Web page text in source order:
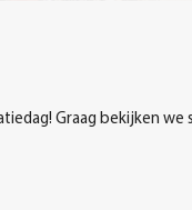
Graag bekijken